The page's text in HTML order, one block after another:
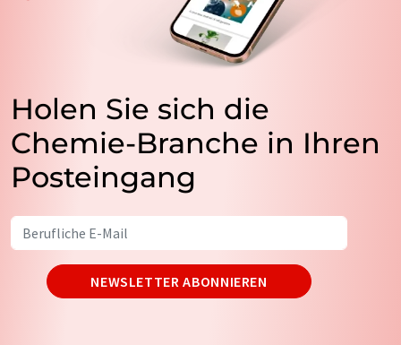
Holen Sie sich die
Chemie-Branche in Ihren
Posteingang
NEWSLETTER ABONNIEREN